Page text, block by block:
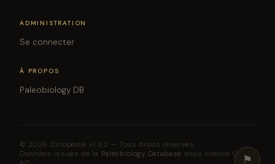
⚑
ADMINISTRATION
Se connecter
À PROPOS
Paleobiology DB
© 2026 Dinopedia v1.3.2 — Tous droits réservés.
Données issues de la Paleobiology Database sous licence CC BY